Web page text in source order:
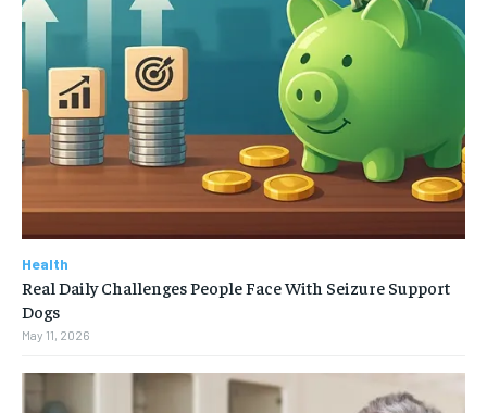
Health
Real Daily Challenges People Face With Seizure Support
Dogs
May 11, 2026